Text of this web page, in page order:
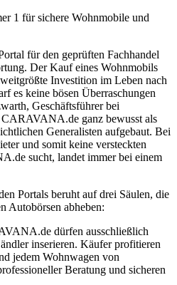
1 für sichere Wohnmobile und
für den geprüften Fachhandel
Der Kauf eines Wohnmobils
Investition im Leben nach
es keine bösen Überraschungen
Geschäftsführer bei
ganz bewusst als
Generalisten aufgebaut. Bei
und somit keine versteckten
sucht, landet immer bei einem
Portals beruht auf drei Säulen, die
Autobörsen abheben:
dürfen ausschließlich
inserieren. Käufer profitieren
jedem Wohnwagen von
Beratung und sicheren